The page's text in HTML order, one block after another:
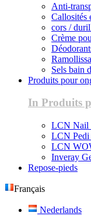
Anti-
Callosités
cors /
Crème
Sels bain
Produits pour
In Produits
LCN Nail
LCN Pedi
LCN
Inveray
Repose-pieds
Français
Nederlands